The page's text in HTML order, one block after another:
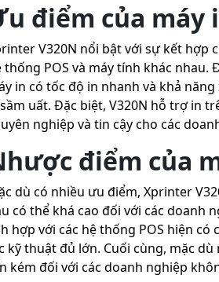
điểm của máy
V320N nổi bật với sự kết hợp
thống POS và máy tính khác
in có tốc độ in nhanh và khả
uất. Đặc biệt, V320N hỗ trợ in
nghiệp và tin cậy cho các
điểm của
dù có nhiều ưu điểm, Xprinter
có thể khá cao đối với các doanh
hợp với các hệ thống POS hiện
kỹ thuật đủ lớn. Cuối cùng, mặc
kém đối với các doanh nghiệp